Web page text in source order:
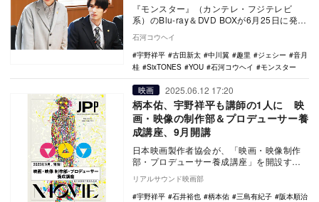
『モンスター』（カンテレ・フジテレビ
系）のBlu-ray＆DVD BOXが6月25日に発売
現…
石河コウヘイ
宇野祥平
古田新太 中川翼 趣里 ジェシー
音月
桂
SixTONES YOU 石河コウヘイ モンスター
映画 2025.06.12 17:20
柄本佑、宇野祥平も講師の1人に 映
画・映像の制作部＆プロデューサー養
成講座、9月開講
日本映画製作者協会が、「映画・映像制作
部・プロデューサー養成講座」を開設す
る。 日本映画製作者協会とは、独立プロ
ダクション（…
リアルサウンド映画部
宇野祥平
石井裕也 柄本佑 三島有紀子
阪本順治